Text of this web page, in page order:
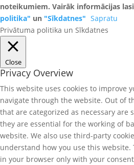
noteikumiem. Vairāk informācijas
politika" un "Sīkdatnes" Sapratu
Privātuma politika un Sīkdatnes
Close
Privacy Overview
This website uses cookies to improve
navigate through the website. Out of
that are categorized as necessary are
they are essential for the working of
website. We also use third-party
understand how you use this website.
in your browser only with your